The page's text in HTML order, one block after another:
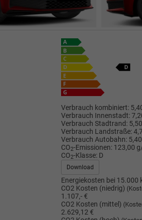
Verbrauch kombiniert:
Verbrauch Innenstadt:
Verbrauch Stadtrand:
Verbrauch Landstraße:
Verbrauch Autobahn:
CO2-Emissionen: 123,00
CO2-Klasse: D
Download
Energiekosten bei 15.000
CO2 Kosten (niedrig)
1.107,- €
CO2 Kosten (mittel)
2.629,12 €